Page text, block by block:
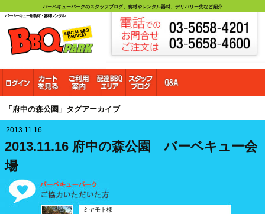
バーベキューパークのスタッフブログ、食材やレンタル器材、デリバリー先など紹介
バーベーキュー用食材・器材レンタル
「府中の森公園」タグアーカイブ
2013.11.16
2013.11.16 府中の森公園 バーベキュー会
場
ミヤモト様